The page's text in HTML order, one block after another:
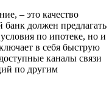
– это качество
должен предлагать
по ипотеке, но и
в себя быструю
каналы связи
по другим